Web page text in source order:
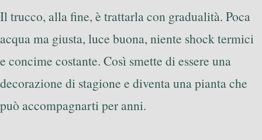
Il trucco, alla fine, è trattarla con gradualità. Poca
acqua ma giusta, luce buona, niente shock termici
e concime costante. Così smette di essere una
decorazione di stagione e diventa una pianta che
può accompagnarti per anni.